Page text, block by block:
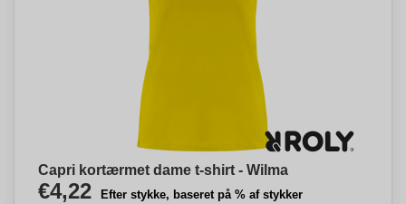
Capri kortærmet dame t-shirt - Wilma
€4,22 Efter stykke, baseret på % af stykker